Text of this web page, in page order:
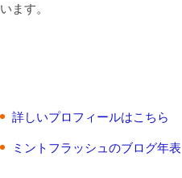
います。
詳しいプロフィールはこちら
ミントフラッシュのブログ年表